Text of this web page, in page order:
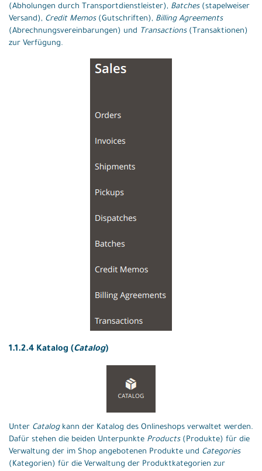
(Abholungen durch Transportdienstleister), Batches(stapelweiser
Versand), Credit Memos(Gutschriften), Billing Agreements
(Abrechnungsvereinbarungen) und Transactions(Transaktionen)
zur Verfügung.
1.1.2.4 Katalog (Catalog)
Unter Catalogkann der Katalog des Onlineshops verwaltet werden.
Dafür stehen die beiden Unterpunkte Products(Produkte) für die
Verwaltung der im Shop angebotenen Produkte und Categories
(Kategorien) für die Verwaltung der Produktkategorien zur